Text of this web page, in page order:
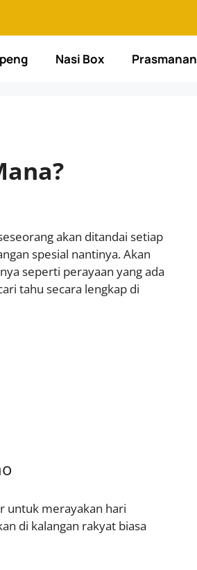
Nasi Box Prasmanan
akan ditandai setiap
spesial nantinya. Akan
seperti perayaan yang ada
tahu secara lengkap di
untuk merayakan hari
di kalangan rakyat biasa